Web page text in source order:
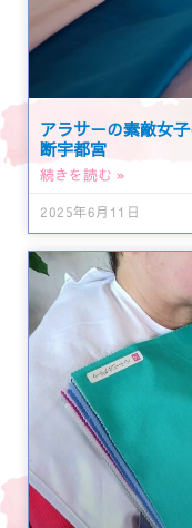
アラサーの素敵女
断宇都宮
続きを読む »
2025年6月11日